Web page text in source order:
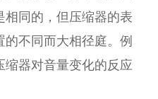
同的，但压缩器的表
的不同而大相径庭。例
器对音量变化的反应